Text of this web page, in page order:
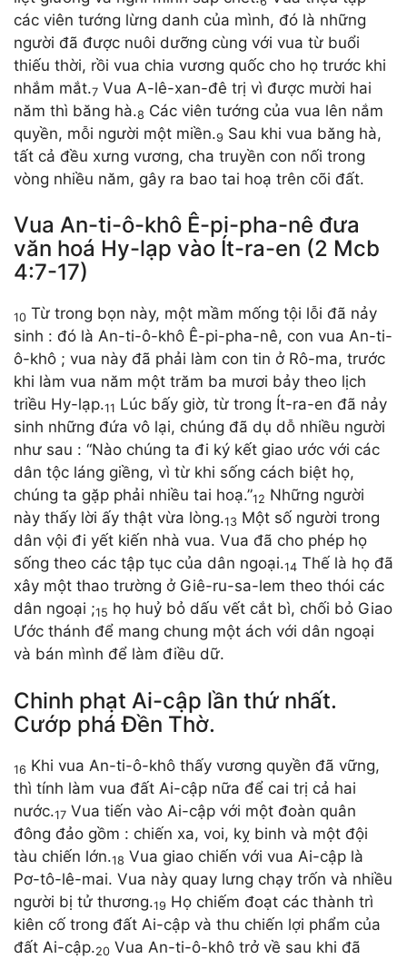
các viên tướng lừng danh của mình, đó là những
người đã được nuôi dưỡng cùng với vua từ buổi
thiếu thời, rồi vua chia vương quốc cho họ trước khi
nhắm mắt.7 Vua A-lê-xan-đê trị vì được mười hai
năm thì băng hà.8 Các viên tướng của vua lên nắm
quyền, mỗi người một miền.9 Sau khi vua băng hà,
tất cả đều xưng vương, cha truyền con nối trong
vòng nhiều năm, gây ra bao tai hoạ trên cõi đất.
Vua An-ti-ô-khô Ê-pi-pha-nê đưa
văn hoá Hy-lạp vào Ít-ra-en (2 Mcb
4:7-17)
10 Từ trong bọn này, một mầm mống tội lỗi đã nảy
sinh : đó là An-ti-ô-khô Ê-pi-pha-nê, con vua An-ti-
ô-khô ; vua này đã phải làm con tin ở Rô-ma, trước
khi làm vua năm một trăm ba mươi bảy theo lịch
triều Hy-lạp.11 Lúc bấy giờ, từ trong Ít-ra-en đã nảy
sinh những đứa vô lại, chúng đã dụ dỗ nhiều người
như sau : “Nào chúng ta đi ký kết giao ước với các
dân tộc láng giềng, vì từ khi sống cách biệt họ,
chúng ta gặp phải nhiều tai hoạ.”12 Những người
này thấy lời ấy thật vừa lòng.13 Một số người trong
dân vội đi yết kiến nhà vua. Vua đã cho phép họ
sống theo các tập tục của dân ngoại.14 Thế là họ đã
xây một thao trường ở Giê-ru-sa-lem theo thói các
dân ngoại ;15 họ huỷ bỏ dấu vết cắt bì, chối bỏ Giao
Ước thánh để mang chung một ách với dân ngoại
và bán mình để làm điều dữ.
Chinh phạt Ai-cập lần thứ nhất.
Cướp phá Đền Thờ.
16 Khi vua An-ti-ô-khô thấy vương quyền đã vững,
thì tính làm vua đất Ai-cập nữa để cai trị cả hai
nước.17 Vua tiến vào Ai-cập với một đoàn quân
đông đảo gồm : chiến xa, voi, kỵ binh và một đội
tàu chiến lớn.18 Vua giao chiến với vua Ai-cập là
Pơ-tô-lê-mai. Vua này quay lưng chạy trốn và nhiều
người bị tử thương.19 Họ chiếm đoạt các thành trì
kiên cố trong đất Ai-cập và thu chiến lợi phẩm của
đất Ai-cập.20 Vua An-ti-ô-khô trở về sau khi đã